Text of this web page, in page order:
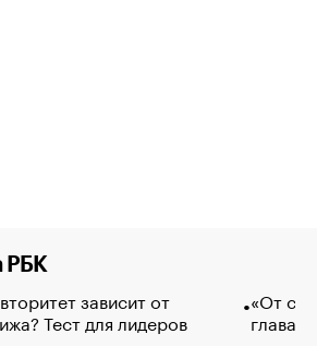
РБК
зависит от
Тест для лидеров
«От
глава